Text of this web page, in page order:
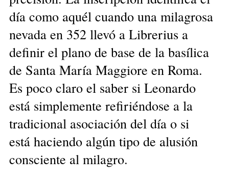
día como aquél cuando una milagrosa
nevada en 352 llevó a Librerius a
definir el plano de base de la basílica
de Santa María Maggiore en Roma.
Es poco claro el saber si Leonardo
está simplemente refiriéndose a la
tradicional asociación del día o si
está haciendo algún tipo de alusión
consciente al milagro.